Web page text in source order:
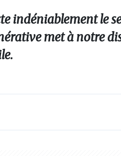
indéniablement le
met à notre